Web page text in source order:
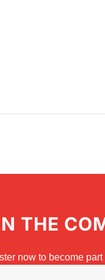
THE
now to become